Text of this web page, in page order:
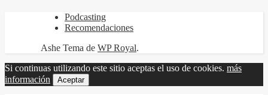
Podcasting
Recomendaciones
Ashe Tema de WP Royal.
Si continuas utilizando este sitio aceptas el uso de cookies. más
información
Aceptar